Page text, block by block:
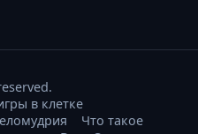
в клетке
Что такое